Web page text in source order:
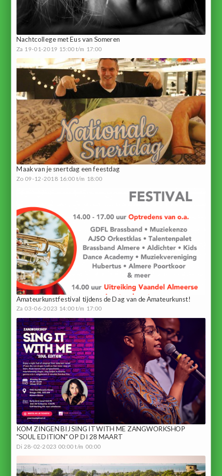
Nachtcollege met Eus van Someren
Za 19-01-2019 15:00 t/m 17:00
Maak van je snertdag een feestdag
Zo 09-12-2018 16:00 t/m 18:00
Amateurkunstfestival tijdens de Dag van de Amateurkunst!
Za 03-06-2023 14:00 t/m 17:00
KOM ZINGEN BIJ SING IT WITH ME ZANGWORKSHOP
"SOUL EDITION" OP DI 28 MAART
Di 28-02-2023 00:00 t/m 00:00